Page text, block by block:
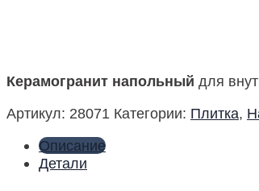
Керамогранит напольный для
Артикул: 28071 Категории: Плитка,
Описание
Детали